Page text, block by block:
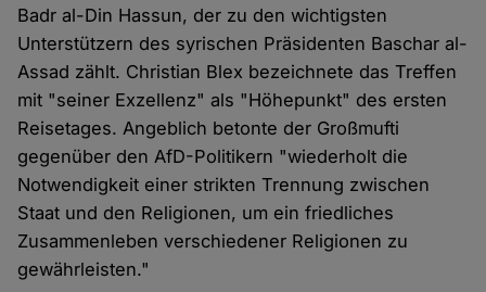
Badr al-Din Hassun, der zu den wichtigsten
Unterstützern des syrischen Präsidenten Baschar al-
Assad zählt. Christian Blex bezeichnete das Treffen
mit "seiner Exzellenz" als "Höhepunkt" des ersten
Reisetages. Angeblich betonte der Großmufti
gegenüber den AfD-Politikern "wiederholt die
Notwendigkeit einer strikten Trennung zwischen
Staat und den Religionen, um ein friedliches
Zusammenleben verschiedener Religionen zu
gewährleisten."